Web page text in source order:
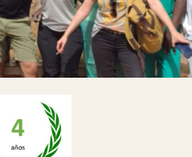
COEM a Camerún
baja un
a una ciática
estrenarse en